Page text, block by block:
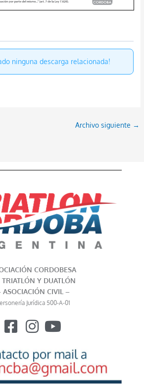
ninguna descarga relacionada!
Archivo siguiente →
CORDOBESA
TRIATLÓN Y DUATLÓN
ASOCIACIÓN CIVIL –
Jurídica 500-A-01